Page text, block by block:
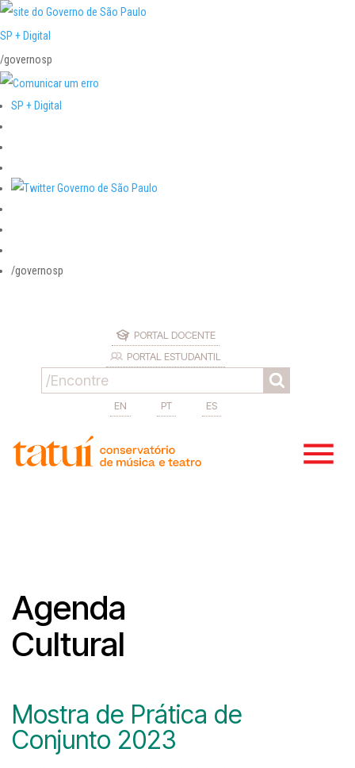
SP + Digital
/governosp
SP + Digital
/governosp
PORTAL DOCENTE
PORTAL ESTUDANTIL
EN PT ES
Agenda
Cultural
Mostra de Prática de
Conjunto 2023